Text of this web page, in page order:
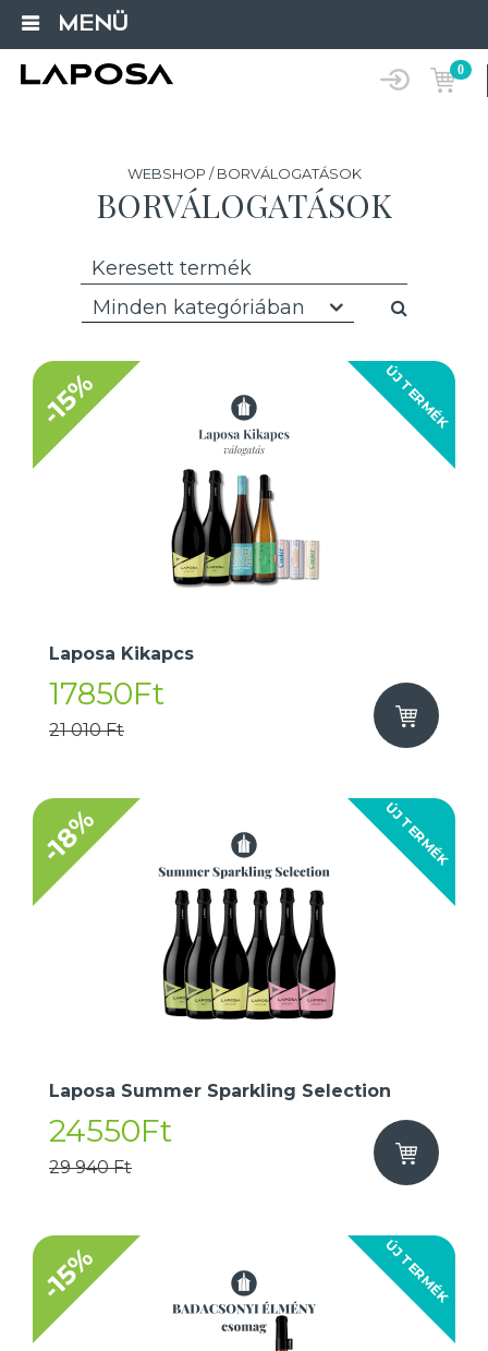
MENÜ
0
WEBSHOP / BORVÁLOGATÁSOK
BORVÁLOGATÁSOK
Minden kategóriában
ÚJ TERMÉK
-15%
Laposa Kikapcs
17850Ft
21 010 Ft
ÚJ TERMÉK
-18%
Laposa Summer Sparkling Selection
24550Ft
29 940 Ft
ÚJ TERMÉK
-15%